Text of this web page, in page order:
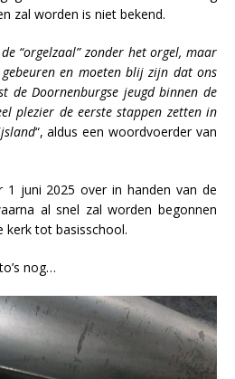
zal worden is niet bekend.
“orgelzaal” zonder het orgel, maar
en moeten blij zijn dat ons
de Doornenburgse jeugd binnen de
plezier de eerste stappen zetten in
“, aldus een woordvoerder van
1 juni 2025 over in handen van de
al snel zal worden begonnen
kerk tot basisschool.
nog…